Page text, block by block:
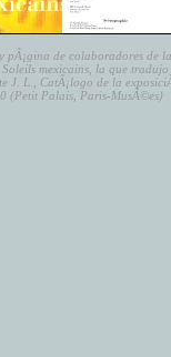
pÃ¡gina de colaboradores de la
Soleils mexicains, la que tradujo
J. L., CatÃ¡logo de la
(Petit Palais, Paris-MusÃ©es)